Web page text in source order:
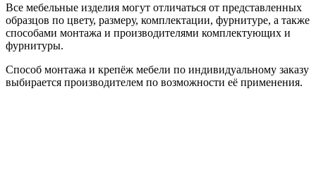
Все мебельные изделия могут отличаться от представленных
образцов по цвету, размеру, комплектации, фурнитуре, а также
способами монтажа и производителями комплектующих и
фурнитуры.
Способ монтажа и крепёж мебели по индивидуальному заказу
выбирается производителем по возможности её применения.